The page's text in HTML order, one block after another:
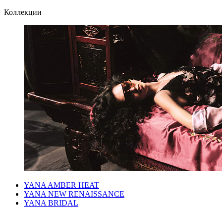
Коллекции
YANA AMBER HEAT
YANA NEW RENAISSANCE
YANA BRIDAL